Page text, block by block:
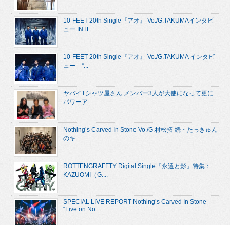
10-FEET 20th Single『アオ』 Vo./G.TAKUMAインタビ
ュー INTE...
10-FEET 20th Single『アオ』 Vo./G.TAKUMA インタビ
ュー “...
ヤバイTシャツ屋さん メンバー3人が大使になって更に
パワーア...
Nothing’s Carved In Stone Vo./G.村松拓 続・たっきゅん
のキ...
ROTTENGRAFFTY Digital Single『永遠と影』特集：
KAZUOMI（G....
SPECIAL LIVE REPORT Nothing’s Carved In Stone
“Live on No...